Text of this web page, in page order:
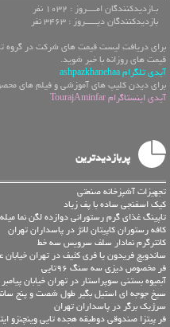
بـازدیدکنندگان امــــروز : 1032 نفر
بازدیدکنندگان دیـــــروز : 3463 نفر
برای دریافت لیست قیمت های شرکت در گروه
قیمت های روزانه با خبر شوید.
آیدی تلگرام ashpazkhanehaa
برای دیدن کلیپ های آموزشی و فیلم های
آیدی اینستاگرام TourajAminfar
پربازدیدترین
تجهیزات آشپزخانه صنعتی
کیک اسفنجی ساده با پف زیاد
تاپینگ غذای گرم رستورانی دوازده لگن نما
کافه رستوران کاپیتان لانژ در پاسداران تهران
کانترگرم نمادار سلف سرويس سه خط
ساندویچ فریدون یا فری کثیف در تهران خیابان
فر مخصوص دیزی سه سنگ 96تایی
آبمیوه بستنی سوپراستار در تهران خیابان
سیخ جوجه ای استیل بگیر طول شصت و پنج
سرژیک برگر در پاسداران تهران
فر پیتزا صندوقی دوطبقه هجده تایی وینچنزو